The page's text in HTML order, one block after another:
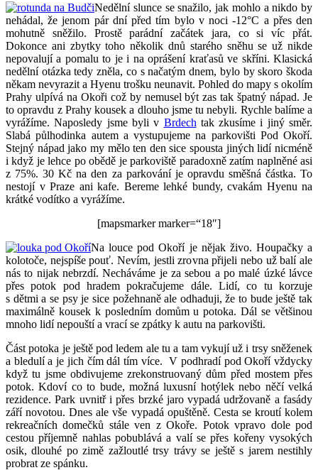
Nedělní slunce se snažilo, jak mohlo a nikdo by
nehádal, že jenom pár dní před tím bylo v noci -12°C a přes den
mohutně sněžilo. Prostě parádní začátek jara, co si víc přát.
Dokonce ani zbytky toho několik dnů starého sněhu se už nikde
nepovalují a pomalu to je i na oprášení kraťasů ve skříni. Klasická
nedělní otázka tedy zněla, co s načatým dnem, bylo by skoro škoda
někam nevyrazit a Hyenu trošku neunavit. Pohled do mapy s okolím
Prahy ulpívá na Okoři což by nemusel být zas tak špatný nápad. Je
to opravdu z Prahy kousek a dlouho jsme tu nebyli. Rychle balíme a
vyrážíme. Naposledy jsme byli v Brdech tak zkusíme i jiný směr.
Slabá půlhodinka autem a vystupujeme na parkovišti Pod Okoří.
Stejný nápad jako my mělo ten den sice spousta jiných lidí nicméně
i když je lehce po obědě je parkoviště paradoxně zatím naplněné asi
z 75%. 30 Kč na den za parkování je opravdu směšná částka. To
nestojí v Praze ani kafe. Bereme lehké bundy, cvakám Hyenu na
krátké vodítko a vyrážíme.
[mapsmarker marker=“18″]
Na louce pod Okoří je nějak živo. Houpačky a
kolotoče, nejspíše pouť. Nevím, jestli zrovna přijeli nebo už balí ale
nás to nijak nebrzdí. Necháváme je za sebou a po malé úzké lávce
přes potok pod hradem pokračujeme dále. Lidí, co tu korzuje
s dětmi a se psy je sice požehnaně ale odhaduji, že to bude ještě tak
maximálně kousek k posledním domům u potoka. Dál se většinou
mnoho lidí nepouští a vrací se zpátky k autu na parkovišti.
Část potoka je ještě pod ledem ale tu a tam vykují už i trsy sněženek
a bledulí a je jich čím dál tím více. V podhradí pod Okoří vždycky
když tu jsme obdivujeme zrekonstruovaný dům před mostem přes
potok. Kdoví co to bude, možná luxusní hotýlek nebo něčí velká
rezidence. Park uvnitř i přes brzké jaro vypadá udržovaně a fasády
září novotou. Dnes ale vše vypadá opuštěně. Cesta se kroutí kolem
rekreačních domečků stále ven z Okoře. Potok vpravo dole pod
cestou příjemně nahlas pobublává a valí se přes kořeny vysokých
osik, dlouhé po zimě zažloutlé trsy trávy se ještě s jarem nestihly
probrat ze spánku.